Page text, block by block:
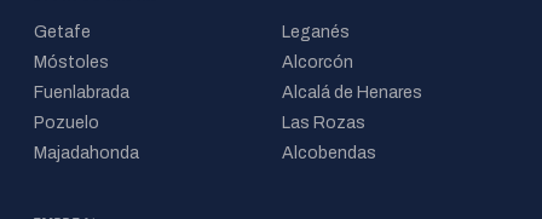
Getafe
Leganés
Móstoles
Alcorcón
Fuenlabrada
Alcalá de Henares
Pozuelo
Las Rozas
Majadahonda
Alcobendas